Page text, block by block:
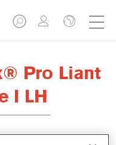
Pro Liant
I LH